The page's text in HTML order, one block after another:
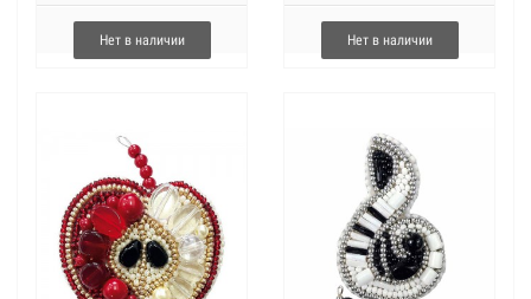
Нет в наличии Нет в наличии